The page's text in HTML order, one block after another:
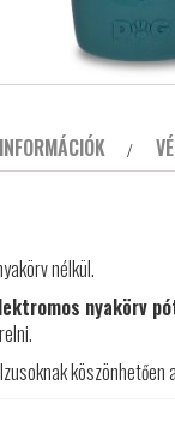
nélkül.
nyakörv
köszönhetően